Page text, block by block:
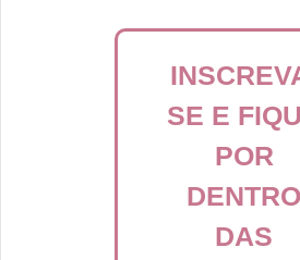
SE E
POR
DENTRO
DAS